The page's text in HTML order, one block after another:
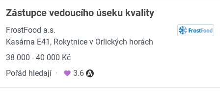
Zástupce vedoucího úseku kvality
FrostFood a.s.
Kasárna E41, Rokytnice v Orlických horách
38 000 - 40 000 Kč
Pořád hledají · 3.6